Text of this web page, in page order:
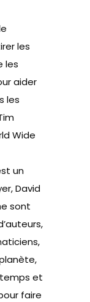
les
les
aider
les
Wide
un
David
sont
et
faire